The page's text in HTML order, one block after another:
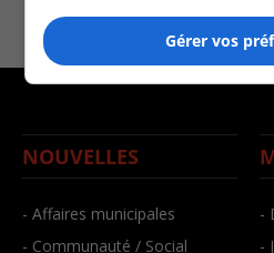
NOUVELLES
- Affaires municipales
- Communauté / Social
-
-
Gérer vos